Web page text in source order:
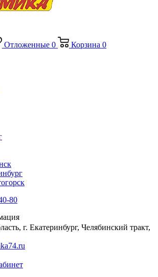
Отложенные 0 Корзина 0
80
г. Екатеринбург, Челябинский тракт,